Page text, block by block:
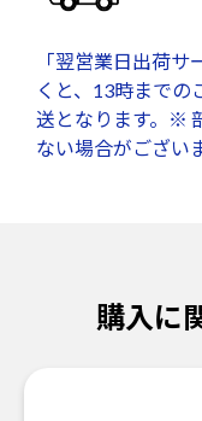
「翌営業日出荷
くと、13時までの
送となります。※
ない場合がござい
購入に